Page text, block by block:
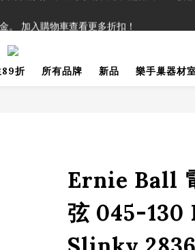
不含運費），即可享有弦線、配件終生89折
89折 所有品牌 新品 樂手巢器材
Ernie Ball
弦 045-130